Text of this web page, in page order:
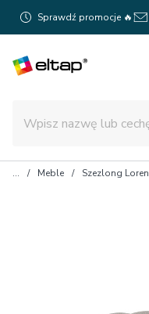
Sprawdź promocje 🔥
Meble Szezlong Loren